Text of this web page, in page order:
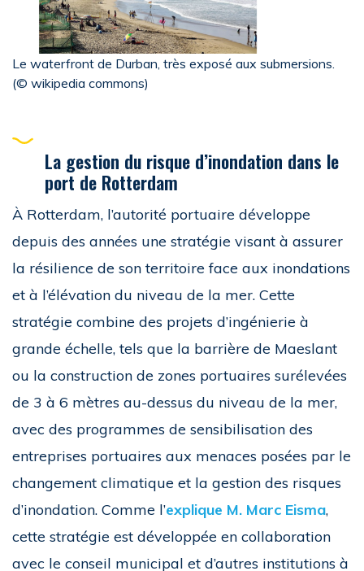
Le waterfront de Durban, très exposé aux submersions.
(© wikipedia commons)
La gestion du risque d’inondation dans le
port de Rotterdam
À Rotterdam, l’autorité portuaire développe
depuis des années une stratégie visant à assurer
la résilience de son territoire face aux inondations
et à l’élévation du niveau de la mer. Cette
stratégie combine des projets d’ingénierie à
grande échelle, tels que la barrière de Maeslant
ou la construction de zones portuaires surélevées
de 3 à 6 mètres au-dessus du niveau de la mer,
avec des programmes de sensibilisation des
entreprises portuaires aux menaces posées par le
changement climatique et la gestion des risques
d’inondation. Comme l’explique M. Marc Eisma,
cette stratégie est développée en collaboration
avec le conseil municipal et d’autres institutions à